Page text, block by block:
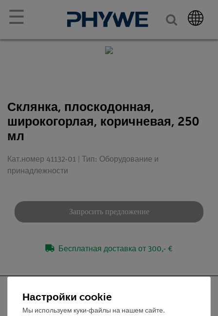
☰
Склянка, плоскодонная,
широкогорлая, коричневая, 250
мл
Кат.номер 41132-01 | Тип: Оборудование и
принадлежности
Запросить предложение
Бесплатная доставка от 300,- €
Настройки cookie
Мы используем куки-файлы на нашем сайте.